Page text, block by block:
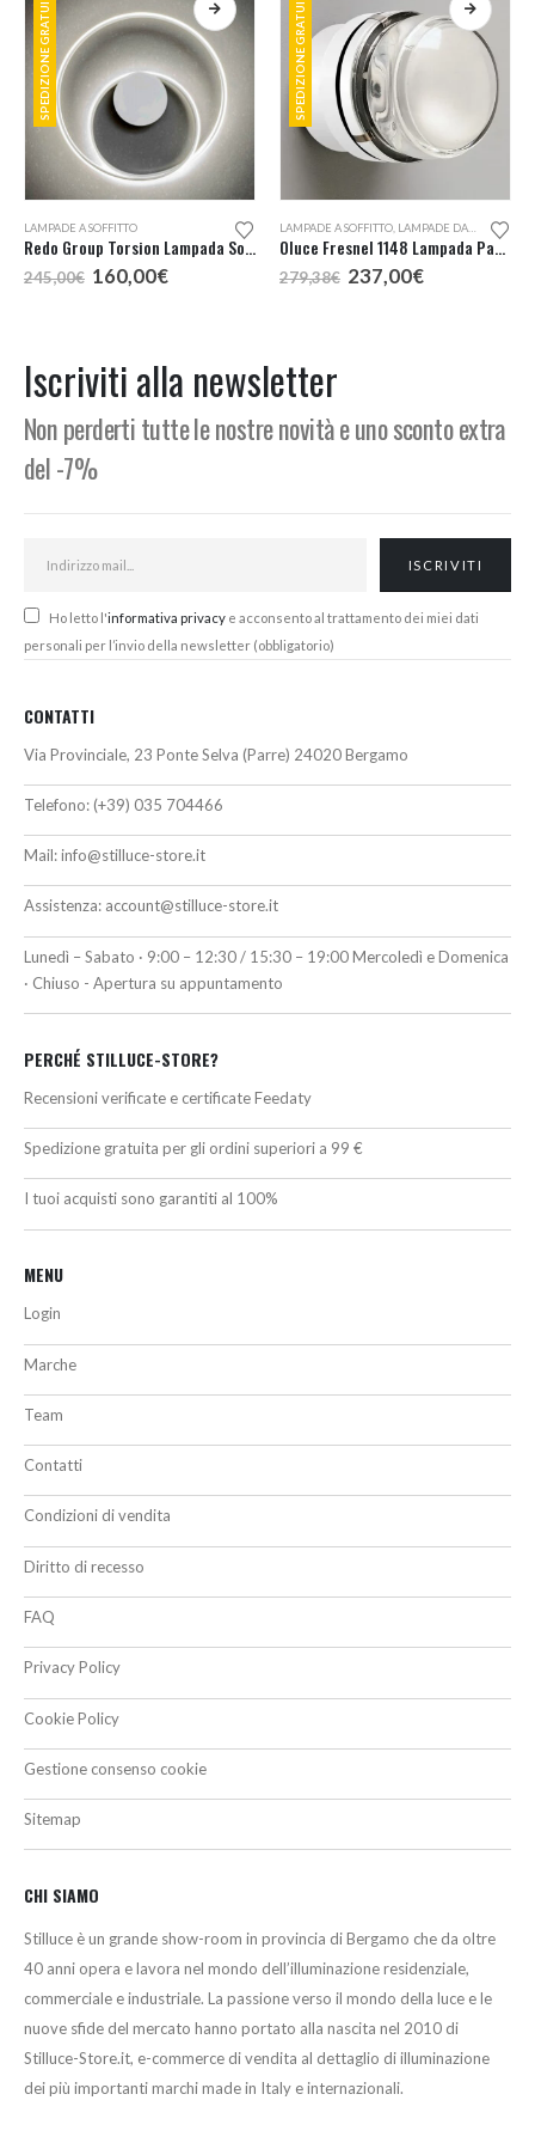
,LAMPADE DA ESTERNO
SPEDIZIONE GRATUITA
LAMPADE A SOFFITTO
Redo Group Torsion Lampada Soffitto LED
245,00€ Il
prezzo
160,00€Il
SPEDIZIONE GRATUITA
Questo prodotto ha più varianti. Le opzioni possono essere scelte nella pagina del prodotto
LAMPADE A SOFFITTO LAMPADE DA ESTERNO
Oluce Fresnel 1148 Lampada Parete o Soffitto Outdoor
279,38€ Il
prezzo
237,00€Il
Iscriviti alla newsletter
Non perderti tutte le nostre novità e uno sconto extra
del -7%
Ho letto l'informativa privacy e acconsento al trattamento dei miei dati
personali per l’invio della newsletter (obbligatorio)
CONTATTI
Via Provinciale, 23 Ponte Selva (Parre) 24020 Bergamo
Telefono: (+39) 035 704466
Mail:info@stilluce-store.it
Assistenza: account@stilluce-store.it
Lunedì – Sabato · 9:00 – 12:30 / 15:30 – 19:00 Mercoledì e Domenica
· Chiuso - Apertura su appuntamento
PERCHÉ STILLUCE-STORE?
Recensioni verificate e certificate Feedaty
Spedizione gratuita per gli ordini superiori a 99 €
I tuoi acquisti sono garantiti al 100%
MENU
Login
Marche
Team
Contatti
Condizioni di vendita
Diritto di recesso
FAQ
Privacy Policy
Cookie Policy
Gestione consenso cookie
Sitemap
CHI SIAMO
Stilluce è un grande show-room in provincia di Bergamo che da oltre
40 anni opera e lavora nel mondo dell’illuminazione residenziale,
commerciale e industriale. La passione verso il mondo della luce e le
nuove sfide del mercato hanno portato alla nascita nel 2010 di
Stilluce-Store.it, e-commerce di vendita al dettaglio di illuminazione
dei più importanti marchi made in Italy e internazionali.